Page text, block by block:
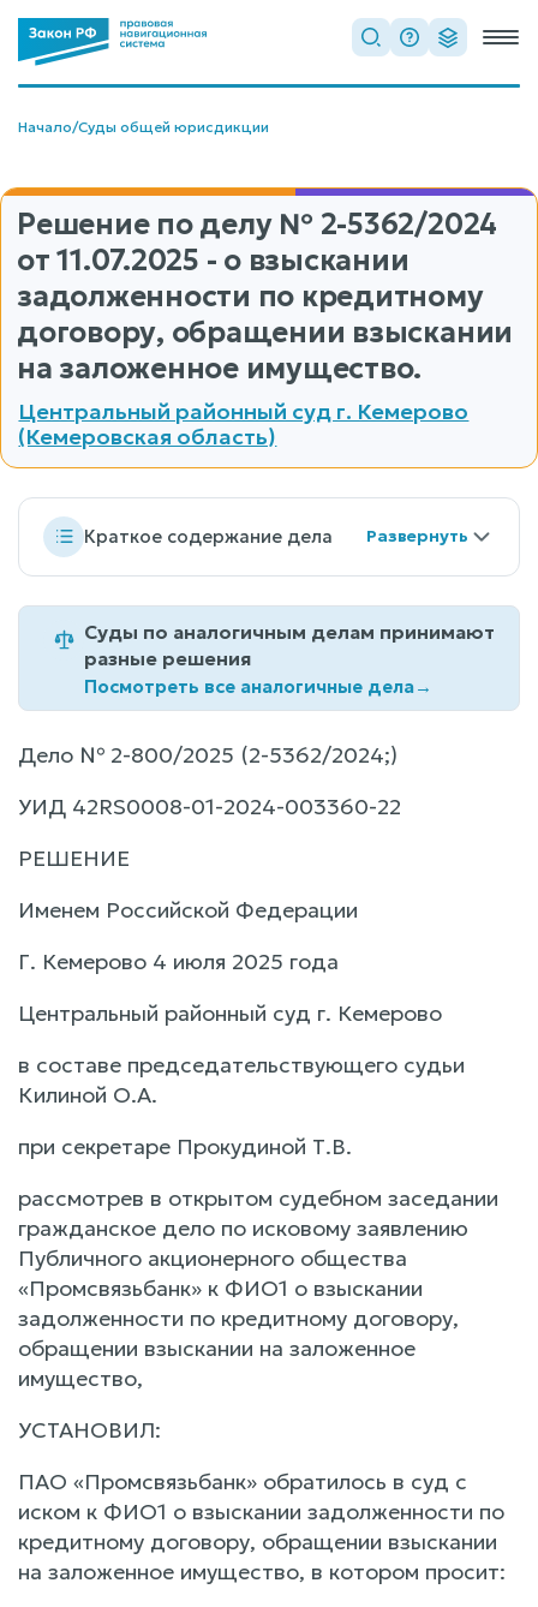
Начало/Суды общей юрисдикции
Решение по делу № 2-5362/2024
от 11.07.2025 - о взыскании
задолженности по кредитному
договору, обращении взыскании
на заложенное имущество.
Центральный районный суд г. Кемерово
(Кемеровская область)
Краткое содержание дела
Суды по аналогичным делам принимают
разные решения
Посмотреть все аналогичные дела→
Дело № 2-800/2025 (2-5362/2024;)
УИД 42RS0008-01-2024-003360-22
РЕШЕНИЕ
Именем Российской Федерации
Г. Кемерово 4 июля 2025 года
Центральный районный суд г. Кемерово
в составе председательствующего судьи
Килиной О.А.
при секретаре Прокудиной Т.В.
рассмотрев в открытом судебном заседании
гражданское дело по исковому заявлению
Публичного акционерного общества
«Промсвязьбанк» к ФИО1 о взыскании
задолженности по кредитному договору,
обращении взыскании на заложенное
имущество,
УСТАНОВИЛ:
ПАО «Промсвязьбанк» обратилось в суд с
иском к ФИО1 о взыскании задолженности по
кредитному договору, обращении взыскании
на заложенное имущество, в котором просит: